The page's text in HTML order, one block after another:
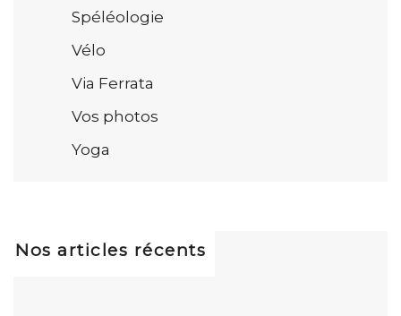
Spéléologie
Vélo
Via Ferrata
Vos photos
Yoga
Nos articles récents